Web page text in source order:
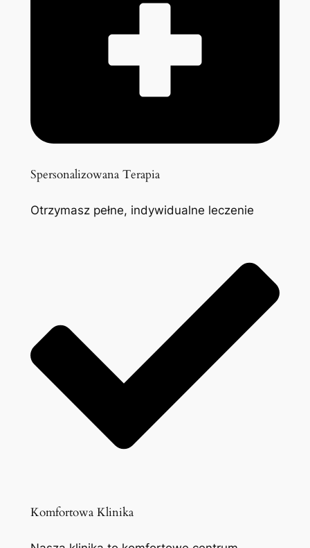
Spersonalizowana Terapia
Otrzymasz pełne, indywidualne leczenie
Komfortowa Klinika